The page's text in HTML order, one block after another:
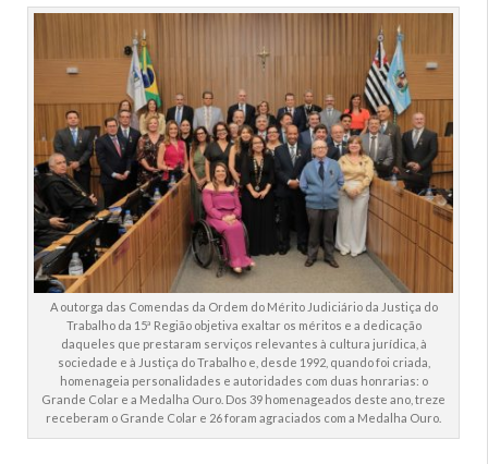
A outorga das Comendas da Ordem do Mérito Judiciário da Justiça do
Trabalho da 15ª Região objetiva exaltar os méritos e a dedicação
daqueles que prestaram serviços relevantes à cultura jurídica, à
sociedade e à Justiça do Trabalho e, desde 1992, quando foi criada,
homenageia personalidades e autoridades com duas honrarias: o
Grande Colar e a Medalha Ouro. Dos 39 homenageados deste ano, treze
receberam o Grande Colar e 26 foram agraciados com a Medalha Ouro.